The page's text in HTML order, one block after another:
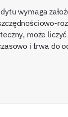
wymaga
może
i trwa do